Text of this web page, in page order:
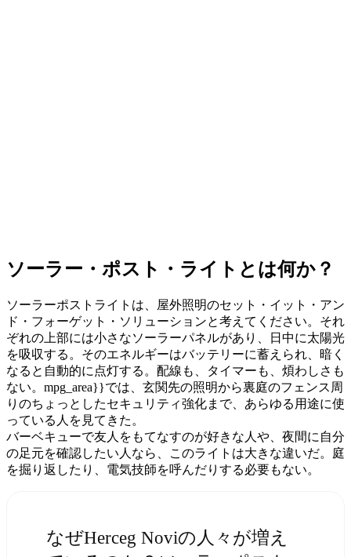
ソーラー・ポスト・ライトとは何か？
ソーラーポストライトは、屋外照明のセット・イット・アン
ド・フォーゲット・ソリューションと考えてください。それ
ぞれの上部には小さなソーラーパネルがあり、日中に太陽光
を吸収する。そのエネルギーはバッテリーに蓄えられ、暗く
なると自動的に点灯する。配線も、タイマーも、煩わしさも
ない。mpg_area}}では、玄関先の照明から裏庭のフェンス周
りのちょっとしたセキュリティ強化まで、あらゆる用途に使
っている人を見てきた。
バーベキューで友人をもてなすのが好きな人や、夜間に自分
の足元を確認したい人なら、このライトは大きな違いだ。庭
を掘り返したり、電気技師を呼んだりする必要もない。
なぜHerceg Noviの人々が増え